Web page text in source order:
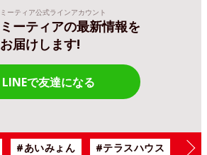
ミーティア公式ラインアカウント
ミーティアの最新情報を
お届けします!
LINEで友達になる
#あいみょん #テラスハウス #漫